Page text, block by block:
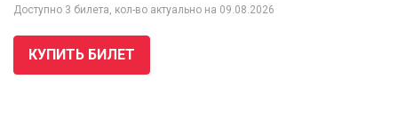
Доступно 3 билета, кол-во актуально на 09.08.2026
КУПИТЬ БИЛЕТ